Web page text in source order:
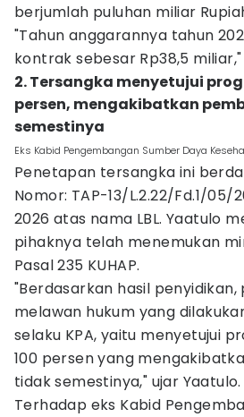
berjumlah puluhan miliar
"Tahun anggarannya tahun
kontrak sebesar Rp38,5
2. Tersangka menyetujui
persen, mengakibatkan
semestinya
Eks Kabid Pengembangan Sumber Daya
Penetapan tersangka ini
Nomor: TAP-13/L.2.22/Fd.1/05/
2026 atas nama LBL. Yaatulo
pihaknya telah menemukan
Pasal 235 KUHAP.
"Berdasarkan hasil
melawan hukum yang
selaku KPA, yaitu menyetujui
100 persen yang
tidak semestinya," ujar Yaatulo.
Terhadap eks Kabid